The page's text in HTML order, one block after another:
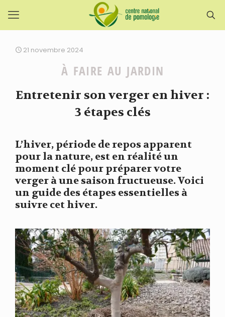
21 novembre 2024
À FAIRE AU JARDIN
Entretenir son verger en hiver :
3 étapes clés
L’hiver, période de repos apparent
pour la nature, est en réalité un
moment clé pour préparer votre
verger à une saison fructueuse. Voici
un guide des étapes essentielles à
suivre cet hiver.